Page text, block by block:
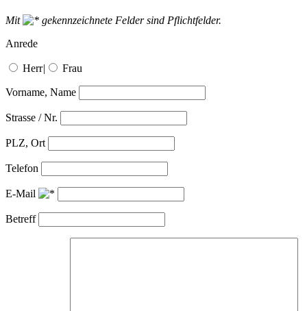
Mit
gekennzeichnete Felder sind Pflichtfelder.
Anrede
Herr| Frau
Vorname, Name
Strasse / Nr.
PLZ, Ort
Telefon
E-Mail
Betreff